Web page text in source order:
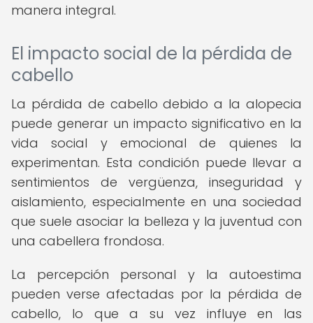
manera integral.
El impacto social de la pérdida de
cabello
La pérdida de cabello debido a la alopecia
puede generar un impacto significativo en la
vida social y emocional de quienes la
experimentan. Esta condición puede llevar a
sentimientos de vergüenza, inseguridad y
aislamiento, especialmente en una sociedad
que suele asociar la belleza y la juventud con
una cabellera frondosa.
La percepción personal y la autoestima
pueden verse afectadas por la pérdida de
cabello, lo que a su vez influye en las